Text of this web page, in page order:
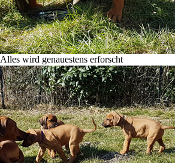
Alles wird genauestens erforscht